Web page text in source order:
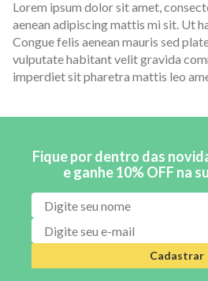
Lorem ipsum dolor sit amet,
aenean adipiscing mattis mi sit. Ut
Congue felis aenean mauris sed
vulputate habitant velit gravida
imperdiet sit pharetra mattis leo
Fique por dentro das
e ganhe 10% OFF na
Cadastrar